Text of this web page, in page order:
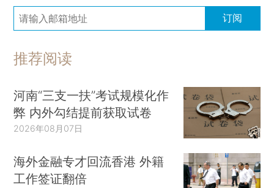
订阅
推荐阅读
河南“三支一扶”考试规模化作
弊 内外勾结提前获取试卷
2026年08月07日
海外金融专才回流香港 外籍
工作签证翻倍